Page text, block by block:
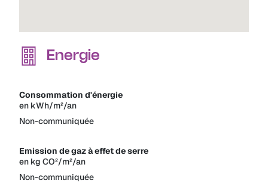
Energie
Consommation d'énergie
en kWh/m²/an
Non-communiquée
Emission de gaz à effet de serre
en kg CO²/m²/an
Non-communiquée